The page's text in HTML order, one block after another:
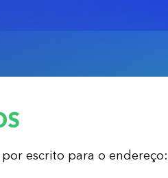
escrito para o endereço: